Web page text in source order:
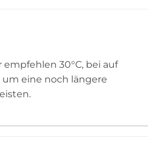
empfehlen 30°C, bei auf
eine noch längere